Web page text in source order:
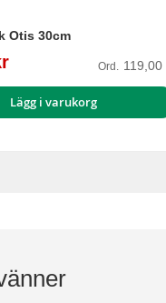
Otis 30cm
Ord. 119,00
Lägg i varukorg